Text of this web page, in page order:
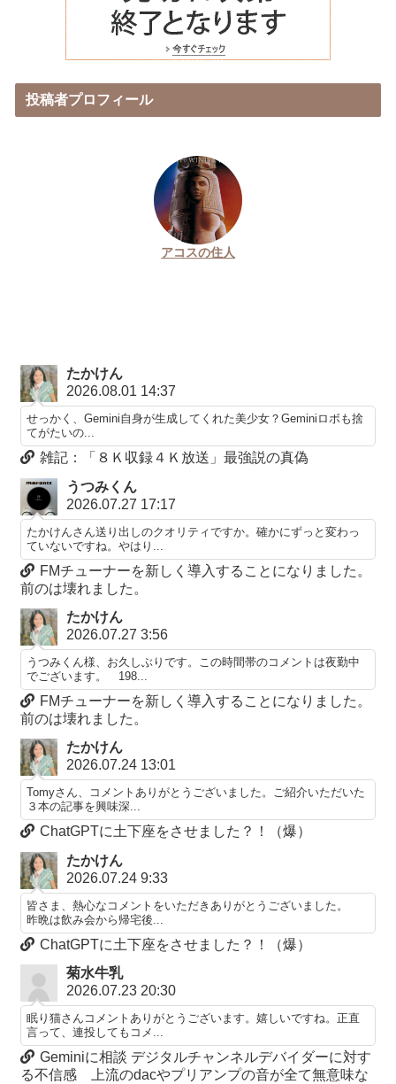
投稿者プロフィール
アコスの住人
たかけん
2026.08.01 14:37
せっかく、Gemini自身が生成してくれた美少女？Geminiロボも捨
てがたいの...
雑記：「８Ｋ収録４Ｋ放送」最強説の真偽
うつみくん
2026.07.27 17:17
たかけんさん送り出しのクオリティですか。確かにずっと変わっ
ていないですね。やはり...
FMチューナーを新しく導入することになりました。
前のは壊れました。
たかけん
2026.07.27 3:56
うつみくん様、お久しぶりです。この時間帯のコメントは夜勤中
でございます。 198...
FMチューナーを新しく導入することになりました。
前のは壊れました。
たかけん
2026.07.24 13:01
Tomyさん、コメントありがとうございました。ご紹介いただいた
３本の記事を興味深...
ChatGPTに土下座をさせました？！（爆）
たかけん
2026.07.24 9:33
皆さま、熱心なコメントをいただきありがとうございました。
昨晩は飲み会から帰宅後...
ChatGPTに土下座をさせました？！（爆）
菊水牛乳
2026.07.23 20:30
眠り猫さんコメントありがとうございます。嬉しいですね。正直
言って、連投してもコメ...
Geminiに相談 デジタルチャンネルデバイダーに対す
る不信感 上流のdacやプリアンプの音が全て無意味な